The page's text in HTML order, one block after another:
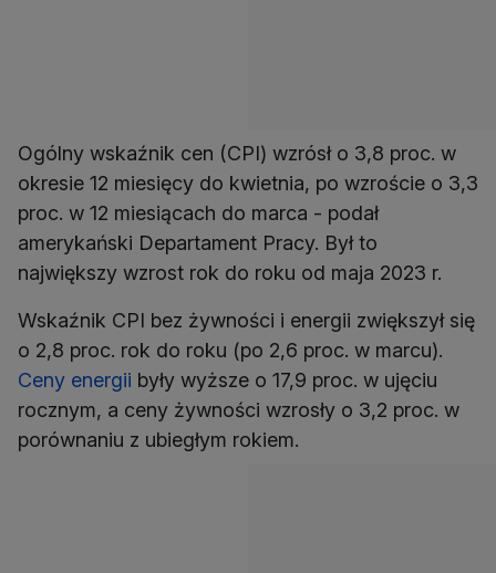
Ogólny wskaźnik cen (CPI) wzrósł o 3,8 proc. w
okresie 12 miesięcy do kwietnia, po wzroście o 3,3
proc. w 12 miesiącach do marca - podał
amerykański Departament Pracy. Był to
największy wzrost rok do roku od maja 2023 r.
Wskaźnik CPI bez żywności i energii zwiększył się
o 2,8 proc. rok do roku (po 2,6 proc. w marcu).
Ceny energii były wyższe o 17,9 proc. w ujęciu
rocznym, a ceny żywności wzrosły o 3,2 proc. w
porównaniu z ubiegłym rokiem.